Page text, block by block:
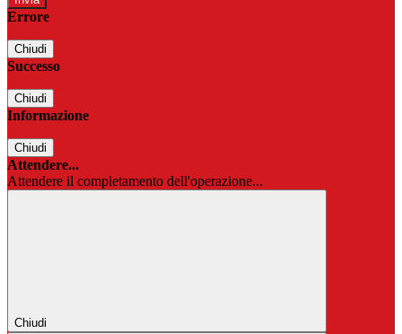
Errore
Chiudi
Successo
Chiudi
Informazione
Chiudi
Attendere...
Attendere il completamento dell'operazione...
Chiudi